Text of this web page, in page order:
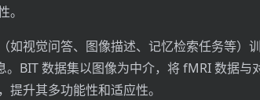
视觉问答、图像描述、记忆检索任务等）训
BIT 数据集以图像为中介，将 fMRI 数据与
升其多功能性和适应性。